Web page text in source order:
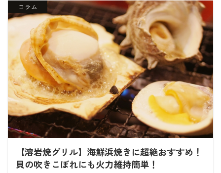
コラム
【溶岩焼グリル】海鮮浜焼きに超絶おすすめ！
貝の吹きこぼれにも火力維持簡単！